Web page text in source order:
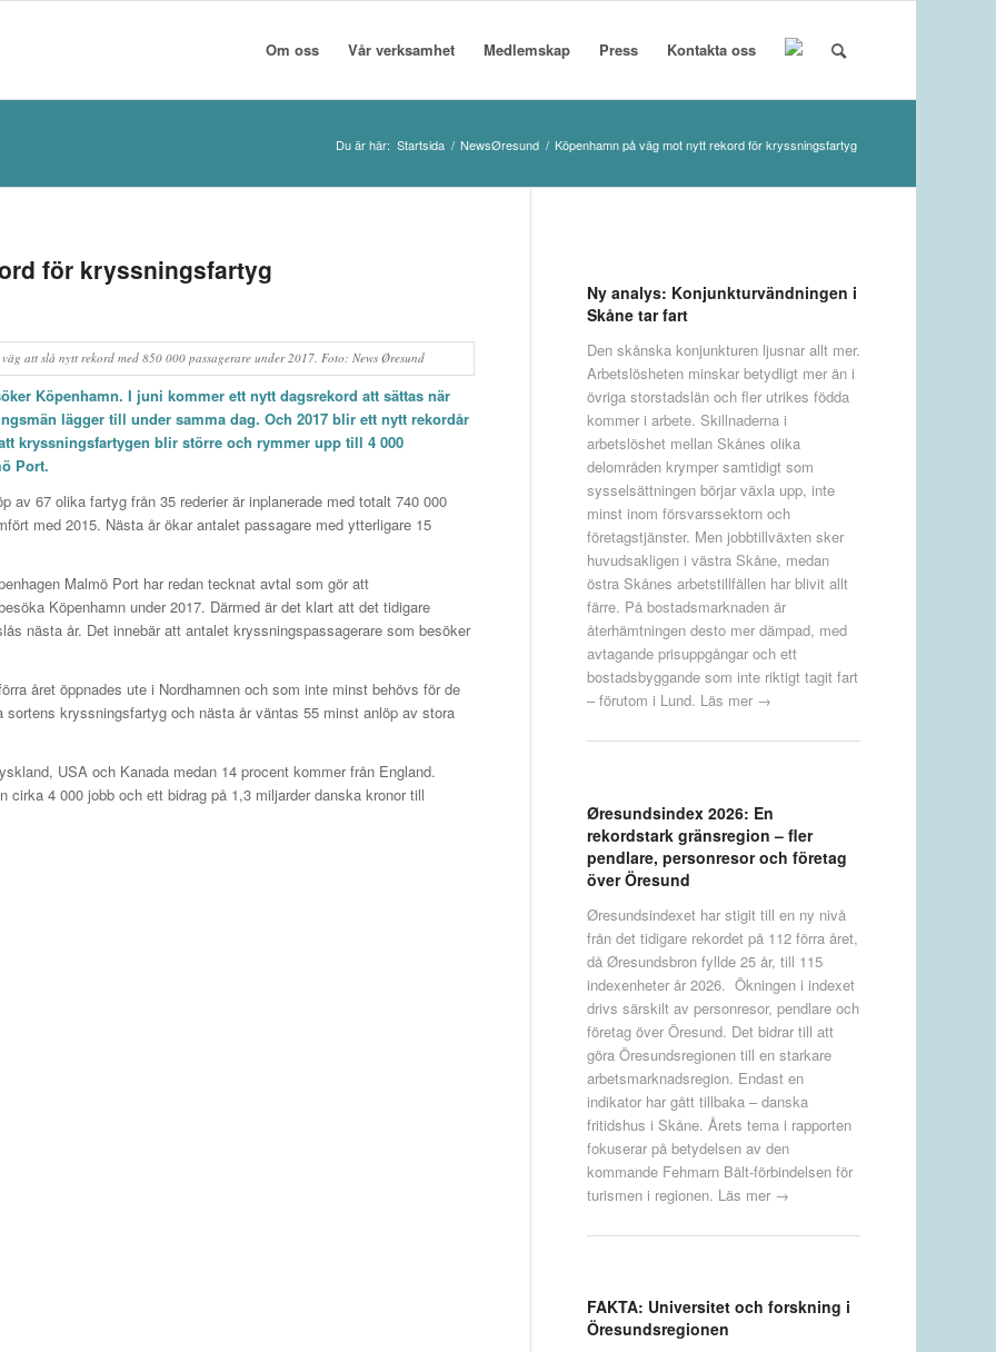
Om oss Vår verksamhet Medlemskap Press Kontakta oss
Du är här: Startsida / NewsØresund / Köpenhamn på väg mot nytt rekord för kryssningsfartyg
för kryssningsfartyg
att slå nytt rekord med 850 000 passagerare under 2017. Foto: News Øresund
Köpenhamn. I juni kommer ett nytt dagsrekord att sättas när
lägger till under samma dag. Och 2017 blir ett nytt rekordår
kryssningsfartygen blir större och rymmer upp till 4 000
Port.
av 67 olika fartyg från 35 rederier är inplanerade med totalt 740 000
med 2015. Nästa år ökar antalet passagare med ytterligare 15
Malmö Port har redan tecknat avtal som gör att
Köpenhamn under 2017. Därmed är det klart att det tidigare
nästa år. Det innebär att antalet kryssningspassagerare som besöker
året öppnades ute i Nordhamnen och som inte minst behövs för de
kryssningsfartyg och nästa år väntas 55 minst anlöp av stora
USA och Kanada medan 14 procent kommer från England.
4 000 jobb och ett bidrag på 1,3 miljarder danska kronor till
Ny analys: Konjunkturvändningen i
Skåne tar fart
Den skånska konjunkturen ljusnar allt mer.
Arbetslösheten minskar betydligt mer än i
övriga storstadslän och fler utrikes födda
kommer i arbete. Skillnaderna i
arbetslöshet mellan Skånes olika
delområden krymper samtidigt som
sysselsättningen börjar växla upp, inte
minst inom försvarssektorn och
företagstjänster. Men jobbtillväxten sker
huvudsakligen i västra Skåne, medan
östra Skånes arbetstillfällen har blivit allt
färre. På bostadsmarknaden är
återhämtningen desto mer dämpad, med
avtagande prisuppgångar och ett
bostadsbyggande som inte riktigt tagit fart
– förutom i Lund. Läs mer →
Øresundsindex 2026: En
rekordstark gränsregion – fler
pendlare, personresor och företag
över Öresund
Øresundsindexet har stigit till en ny nivå
från det tidigare rekordet på 112 förra året,
då Øresundsbron fyllde 25 år, till 115
indexenheter år 2026. Ökningen i indexet
drivs särskilt av personresor, pendlare och
företag över Öresund. Det bidrar till att
göra Öresundsregionen till en starkare
arbetsmarknadsregion. Endast en
indikator har gått tillbaka – danska
fritidshus i Skåne. Årets tema i rapporten
fokuserar på betydelsen av den
kommande Fehmarn Bält-förbindelsen för
turismen i regionen. Läs mer →
FAKTA: Universitet och forskning i
Öresundsregionen